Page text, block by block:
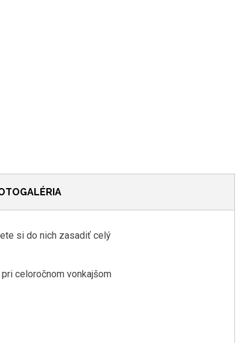
si do nich zasadiť celý
celoročnom vonkajšom